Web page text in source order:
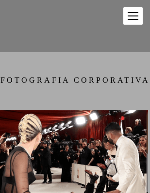
FOTOGRAFIA CORPORATIVA